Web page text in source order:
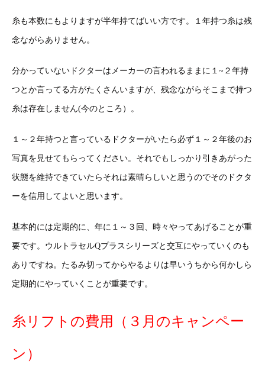
糸も本数にもよりますが半年持てばいい方です。１年持つ糸は残
念ながらありません。
分かっていないドクターはメーカーの言われるままに１~２年持
つとか言ってる方がたくさんいますが、残念ながらそこまで持つ
糸は存在しません(今のところ）。
１～２年持つと言っているドクターがいたら必ず１～２年後のお
写真を見せてもらってください。それでもしっかり引きあがった
状態を維持できていたらそれは素晴らしいと思うのでそのドクタ
ーを信用してよいと思います。
基本的には定期的に、年に１～３回、時々やってあげることが重
要です。ウルトラセルQプラスシリーズと交互にやっていくのも
ありですね。たるみ切ってからやるよりは早いうちから何かしら
定期的にやっていくことが重要です。
糸リフトの費用（３月のキャンペー
ン）